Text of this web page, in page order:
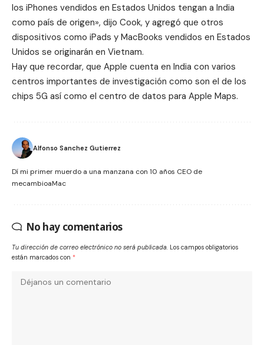
los iPhones vendidos en Estados Unidos tengan a India
como país de origen», dijo Cook, y agregó que otros
dispositivos como iPads y MacBooks vendidos en Estados
Unidos se originarán en Vietnam.
Hay que recordar, que Apple cuenta en India con varios
centros importantes de investigación como son el de los
chips 5G así como el centro de datos para Apple Maps.
Alfonso Sanchez Gutierrez
Dí mi primer muerdo a una manzana con 10 años CEO de
mecambioaMac
No hay comentarios
Tu dirección de correo electrónico no será publicada. Los campos obligatorios
están marcados con *